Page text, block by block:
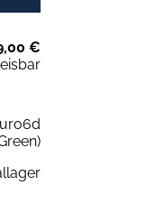
€